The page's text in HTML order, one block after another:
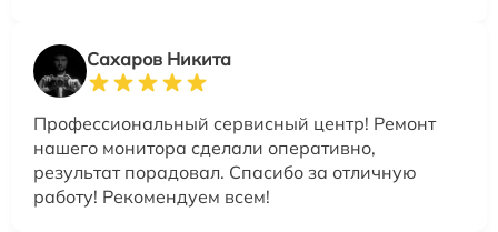
Сахаров Никита
Профессиональный сервисный центр! Ремонт
нашего монитора сделали оперативно,
результат порадовал. Спасибо за отличную
работу! Рекомендуем всем!